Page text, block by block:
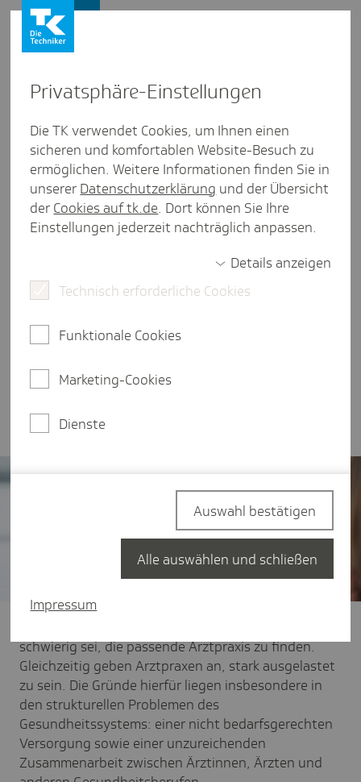
Besserer Zugang zur ambu­
lanten Versor­gung
Posi­tion aus Schles­wig-Holstein
Patientinnen und Patienten klagen über
bekommen. Arztpraxen sind am Rande ihrer
Fällen gebunden, während Patientinnen und
Beschwerden oft zu lange warten müssen.
Presse und Politik Medizinische Versorgung
schwierig sei, die passende Arztpraxis zu finden.
Gleichzeitig geben Arztpraxen an, stark ausgelastet
zu sein. Die Gründe hierfür liegen insbesondere in
den strukturellen Problemen des
Gesundheitssystems: einer nicht bedarfsgerechten
Versorgung sowie einer unzureichenden
Zusammenarbeit zwischen Ärztinnen, Ärzten und
Privat­sphäre-Einstel­lungen
Die TK verwendet Cookies, um Ihnen einen
sicheren und komfortablen Website-Besuch zu
ermöglichen. Weitere Informationen finden Sie in
unserer Datenschutzerklärung und der Übersicht
der Cookies auf tk.de. Dort können Sie Ihre
Einstellungen jederzeit nachträglich anpassen.
Details anzeigen
Technisch erforderliche Cookies
Funktionale Cookies
Marketing-Cookies
Dienste
Impressum
Auswahl bestätigen
Alle auswählen und schließen